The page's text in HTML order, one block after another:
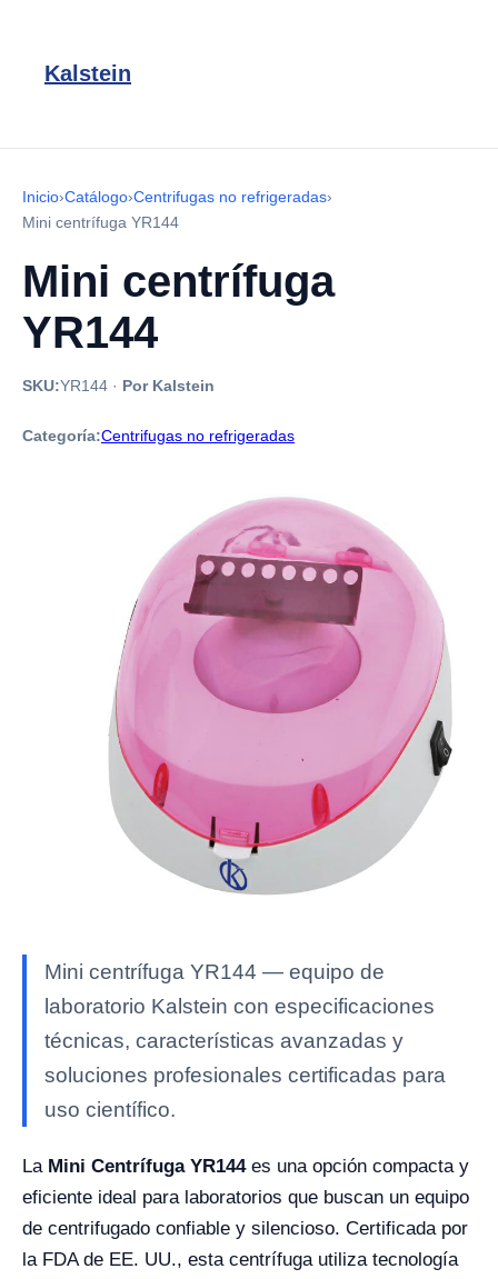
Kalstein
Inicio›Catálogo›Centrifugas no refrigeradas›
Mini centrífuga YR144
Mini centrífuga
YR144
SKU:YR144 · Por Kalstein
Categoría:Centrifugas no refrigeradas
Mini centrífuga YR144 — equipo de
laboratorio Kalstein con especificaciones
técnicas, características avanzadas y
soluciones profesionales certificadas para
uso científico.
La Mini Centrífuga YR144es una opción compacta y
eficiente ideal para laboratorios que buscan un equipo
de centrifugado confiable y silencioso. Certificada por
la FDA de EE. UU., esta centrífuga utiliza tecnología